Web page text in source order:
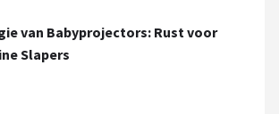
van Babyprojectors: Rust voor
Slapers